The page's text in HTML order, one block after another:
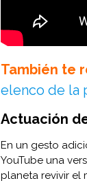
También te
elenco de la
Actuación
En un gesto
YouTube una
planeta revivir el